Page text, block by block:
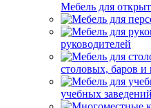
Мебель для
руководителей
столовых, баров и
учебных заведений